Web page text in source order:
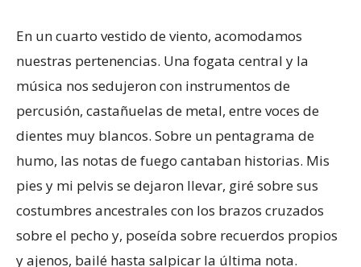
En un cuarto vestido de viento, acomodamos
nuestras pertenencias. Una fogata central y la
música nos sedujeron con instrumentos de
percusión, castañuelas de metal, entre voces de
dientes muy blancos. Sobre un pentagrama de
humo, las notas de fuego cantaban historias. Mis
pies y mi pelvis se dejaron llevar, giré sobre sus
costumbres ancestrales con los brazos cruzados
sobre el pecho y, poseída sobre recuerdos propios
y ajenos, bailé hasta salpicar la última nota.